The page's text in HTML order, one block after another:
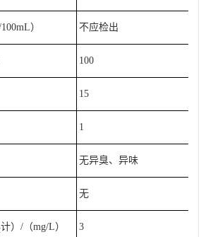
） 不应检出
100
15
1
无异臭、异味
无
计）/（mg/L） 3